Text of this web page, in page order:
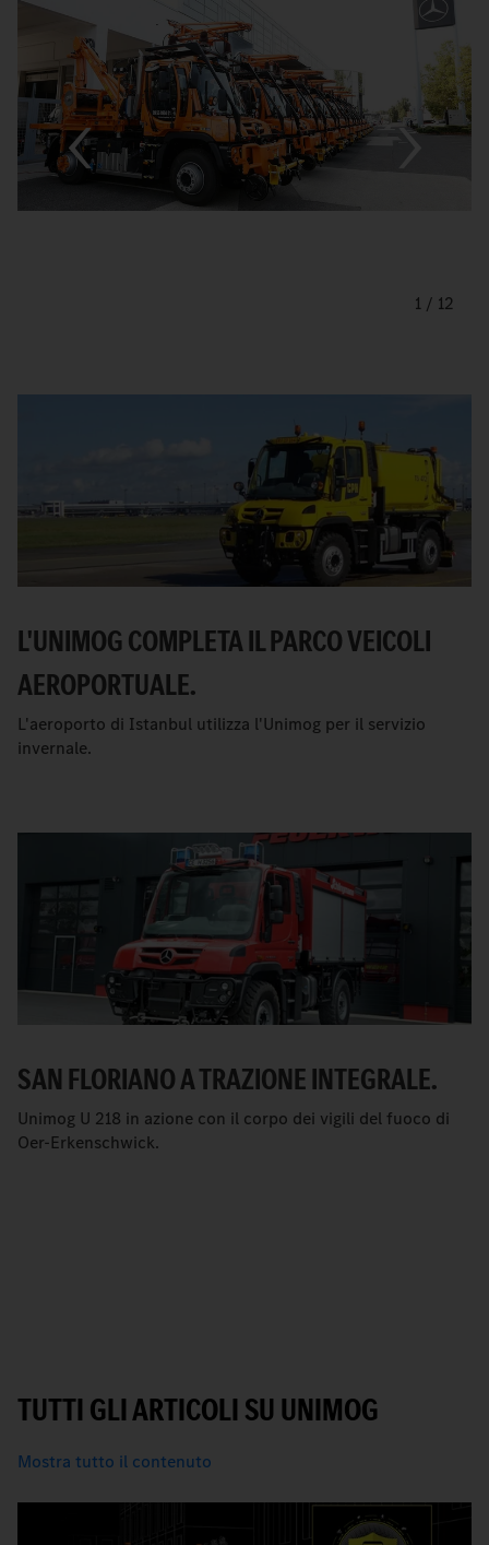
1 / 12
L'UNIMOG COMPLETA IL PARCO VEICOLI
AEROPORTUALE.
L'aeroporto di Istanbul utilizza l'Unimog per il servizio
invernale.
SAN FLORIANO A TRAZIONE INTEGRALE.
Unimog U 218 in azione con il corpo dei vigili del fuoco di
Oer-Erkenschwick.
TUTTI GLI ARTICOLI SU UNIMOG
Mostra tutto il contenuto